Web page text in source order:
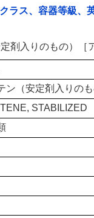
ラス、容器等級、
剤入りのもの）［
ン（安定剤入りの
STABILIZED